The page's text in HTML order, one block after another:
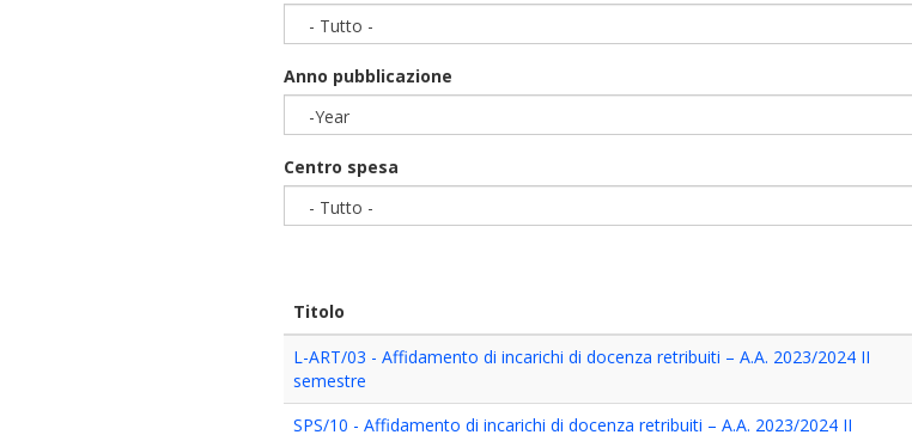
- Tutto -
Anno pubblicazione
-Year
Centro spesa
- Tutto -
Titolo
L-ART/03 - Affidamento di incarichi di docenza retribuiti – A.A. 2023/2024 II
semestre
SPS/10 - Affidamento di incarichi di docenza retribuiti – A.A. 2023/2024 II